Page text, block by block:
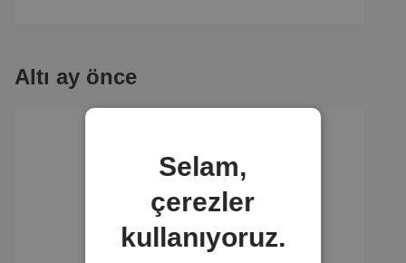
Altı ay önce
Selam,
çerezler
kullanıyoruz.